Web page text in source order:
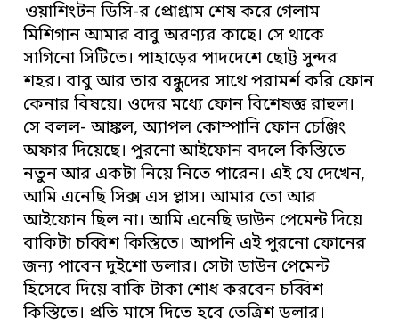
ওয়াশিংটন ডিসি-র প্রোগ্রাম শেষ করে গেলাম
মিশিগান আমার বাবু অরণ্যর কাছে। সে থাকে
সাগিনো সিটিতে। পাহাড়ের পাদদেশে ছোট্ট সুন্দর
শহর। বাবু আর তার বন্ধুদের সাথে পরামর্শ করি ফোন
কেনার বিষয়ে। ওদের মধ্যে ফোন বিশেষজ্ঞ রাহুল।
সে বলল- আঙ্কল, অ্যাপল কোম্পানি ফোন চেঞ্জিং
অফার দিয়েছে। পুরনো আইফোন বদলে কিস্তিতে
নতুন আর একটা নিয়ে নিতে পারেন। এই যে দেখেন,
আমি এনেছি সিক্স এস প্লাস। আমার তো আর
আইফোন ছিল না। আমি এনেছি ডাউন পেমেন্ট দিয়ে
বাকিটা চব্বিশ কিস্তিতে। আপনি এই পুরনো ফোনের
জন্য পাবেন দুইশো ডলার। সেটা ডাউন পেমেন্ট
হিসেবে দিয়ে বাকি টাকা শোধ করবেন চব্বিশ
কিস্তিতে। প্রতি মাসে দিতে হবে তেত্রিশ ডলার।